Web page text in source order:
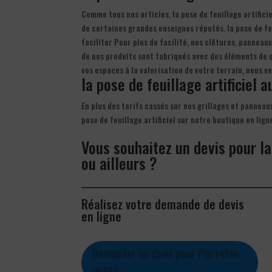
Comme tous nos articles, la pose de feuillage
de certaines grandes enseignes réputés. la pose de
faciliter Pour plus de facilité, nos clôtures,
de nos produits sont fabriqués avec des éléments
vos espaces à la valorisation de votre terrain, nous
la pose de feuillage artificiel
En plus des tarifs cassés sur nos grillages et
pose de feuillage artificiel sur notre boutique en
Vous souhaitez un devis pour
ou ailleurs ?
Réalisez votre demande de devis
en ligne